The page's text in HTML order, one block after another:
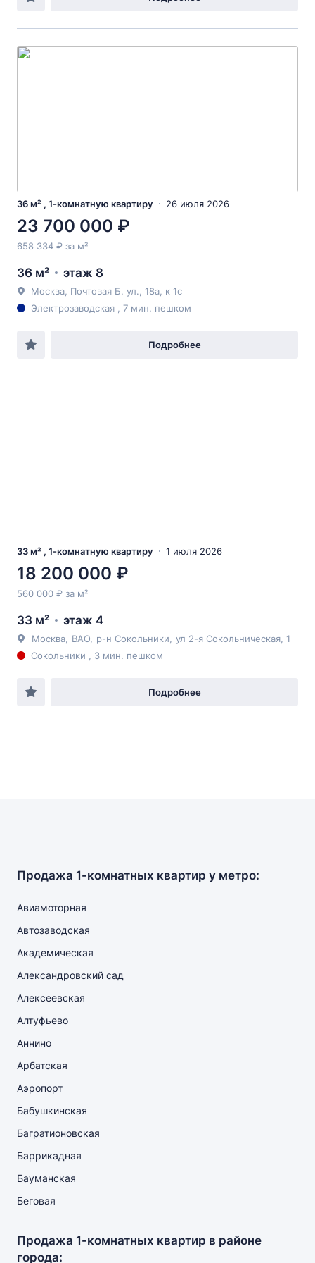
36 м² , 1-комнатную квартиру 26 июля 2026
23 700 000 ₽
658 334 ₽ за м²
36 м² этаж 8
Москва, Почтовая Б. ул., 18а, к 1с
Электрозаводская , 7 мин. пешком
Подробнее
33 м² , 1-комнатную квартиру 1 июля 2026
18 200 000 ₽
560 000 ₽ за м²
33 м² этаж 4
Москва ВАО р-н Сокольники ул 2-я Сокольническая , 1
Сокольники , 3 мин. пешком
Подробнее
Продажа 1-комнатных квартир у метро:
Авиамоторная
Автозаводская
Академическая
Александровский сад
Алексеевская
Алтуфьево
Аннино
Арбатская
Аэропорт
Бабушкинская
Багратионовская
Баррикадная
Бауманская
Беговая
Продажа 1-комнатных квартир в районе
города: